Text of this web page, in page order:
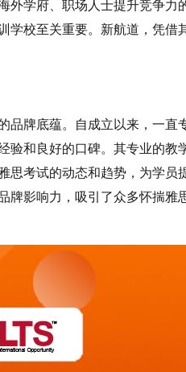
外学府、职场人士提升竞争力
学校至关重要。新航道，凭借
品牌底蕴。自成立以来，一直
验和良好的口碑。其专业的教
思考试的动态和趋势，为学员
牌影响力，吸引了众多怀揣雅